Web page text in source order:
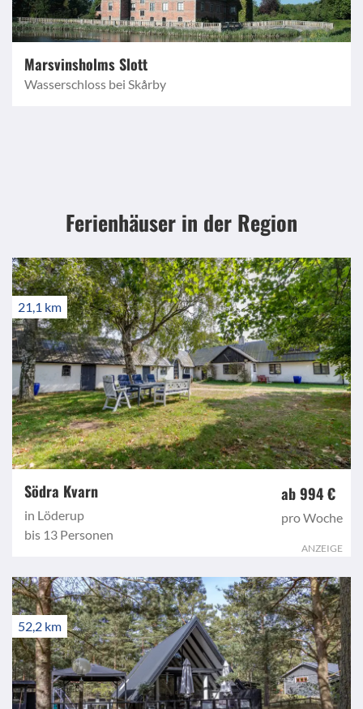
Marsvinsholms Slott
Wasserschloss bei Skårby
Ferienhäuser in der Region
21,1 km
Södra Kvarn
in Löderup
bis 13 Personen
ab 994 €
pro Woche
ANZEIGE
52,2 km